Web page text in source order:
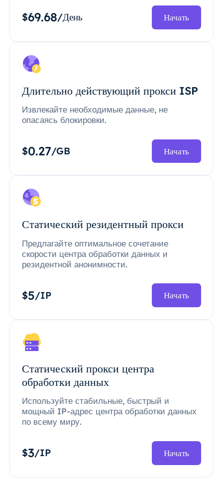
$69.68/День Начать
Длительно действующий прокси ISP
Извлекайте необходимые данные, не
опасаясь блокировки.
$0.27/GB Начать
Статический резидентный прокси
Предлагайте оптимальное сочетание
скорости центра обработки данных и
резидентной анонимности.
$5/IP Начать
Статический прокси центра
обработки данных
Используйте стабильные, быстрый и
мощный IP-адрес центра обработки данных
по всему миру.
$3/IP Начать